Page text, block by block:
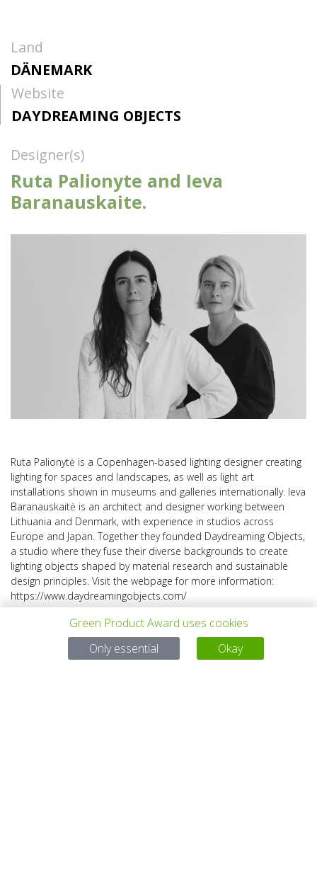
Land
DÄNEMARK
Website
DAYDREAMING OBJECTS
Designer(s)
Ruta Palionyte and Ieva
Baranauskaite.
Ruta Palionytė is a Copenhagen-based lighting designer creating
lighting for spaces and landscapes, as well as light art
installations shown in museums and galleries internationally. Ieva
Baranauskaitė is an architect and designer working between
Lithuania and Denmark, with experience in studios across
Europe and Japan. Together they founded Daydreaming Objects,
a studio where they fuse their diverse backgrounds to create
lighting objects shaped by material research and sustainable
design principles. Visit the webpage for more information:
https://www.daydreamingobjects.com/
Green Product Award uses cookies
Only essential
Okay